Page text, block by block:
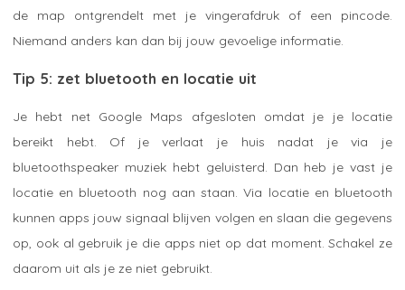
de map ontgrendelt met je vingerafdruk of een pincode.
Niemand anders kan dan bij jouw gevoelige informatie.
Tip 5: zet bluetooth en locatie uit
Je hebt net Google Maps afgesloten omdat je je locatie
bereikt hebt. Of je verlaat je huis nadat je via je
bluetoothspeaker muziek hebt geluisterd. Dan heb je vast je
locatie en bluetooth nog aan staan. Via locatie en bluetooth
kunnen apps jouw signaal blijven volgen en slaan die gegevens
op, ook al gebruik je die apps niet op dat moment. Schakel ze
daarom uit als je ze niet gebruikt.